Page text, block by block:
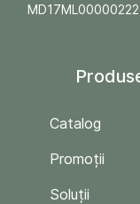
Catalog
Promoții
Soluții